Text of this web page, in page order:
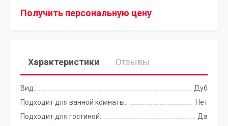
Получить персональную цену
Характеристики Отзывы
Вид:
Дуб
Подходит для ванной комнаты:
Нет
Подходит для гостиной:
Да